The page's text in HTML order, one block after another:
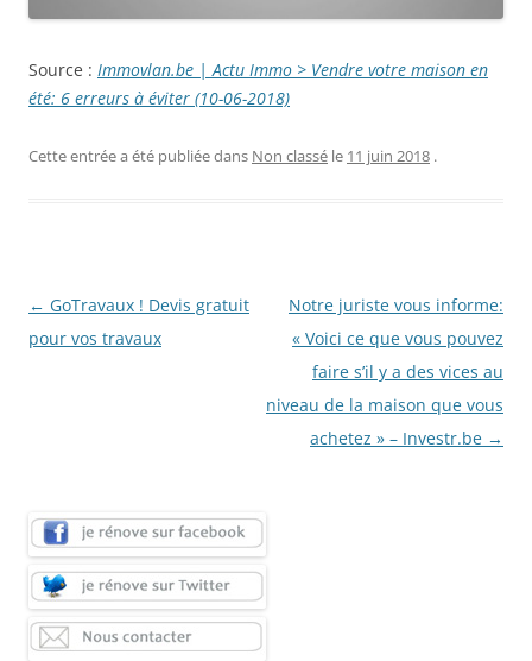
Source : Immovlan.be | Actu Immo > Vendre votre maison en
été: 6 erreurs à éviter (10-06-2018)
Cette entrée a été publiée dans Non classé le 11 juin 2018 .
Navigation
des
← GoTravaux ! Devis gratuit
pour vos travaux
Notre juriste vous informe:
« Voici ce que vous pouvez
faire s’il y a des vices au
niveau de la maison que vous
achetez » – Investr.be →